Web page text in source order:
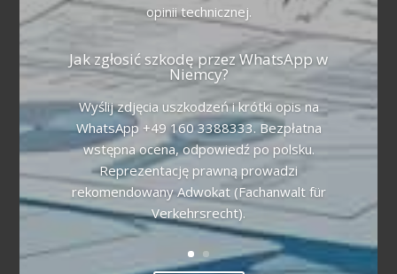
opinii technicznej.
Jak zgłosić szkodę przez WhatsApp w
Niemcy?
Wyślij zdjęcia uszkodzeń i krótki opis na
WhatsApp +49 160 3388333. Bezpłatna
wstępna ocena, odpowiedź po polsku.
Reprezentację prawną prowadzi
rekomendowany Adwokat (Fachanwalt für
Verkehrsrecht).